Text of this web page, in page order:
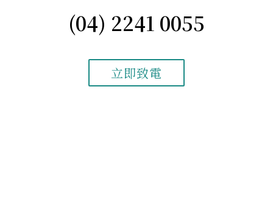
(04) 2241 0055
立即致電